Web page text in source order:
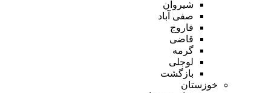
شیروان
صفی آباد
فاروج
قاضی
گرمه
لوجلی
بازگشت
خوزستان